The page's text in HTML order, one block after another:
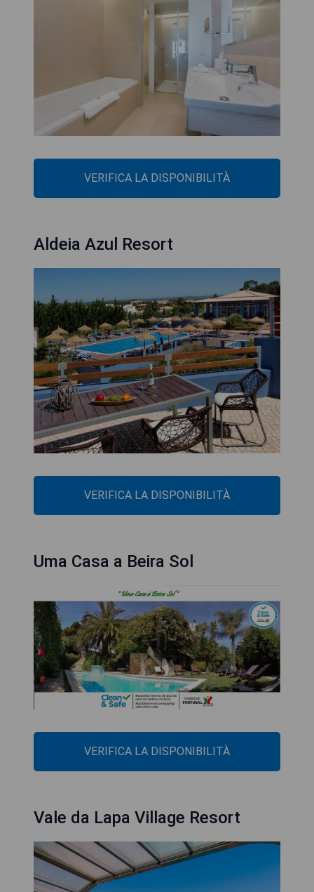
VERIFICA LA DISPONIBILITÀ
Aldeia Azul Resort
VERIFICA LA DISPONIBILITÀ
Uma Casa a Beira Sol
VERIFICA LA DISPONIBILITÀ
Vale da Lapa Village Resort